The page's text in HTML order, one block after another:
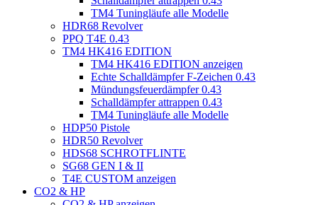
TM4 Tuningläufe alle Modelle
HDR68 Revolver
PPQ T4E 0.43
TM4 HK416 EDITION
TM4 HK416 EDITION anzeigen
Echte Schalldämpfer F-Zeichen 0.43
Mündungsfeuerdämpfer 0.43
Schalldämpfer attrappen 0.43
TM4 Tuningläufe alle Modelle
HDP50 Pistole
HDR50 Revolver
HDS68 SCHROTFLINTE
SG68 GEN I & II
T4E CUSTOM anzeigen
CO2 & HP